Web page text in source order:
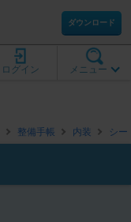
ダウンロード
メニュー
ログイン
整備手帳 内装 シー